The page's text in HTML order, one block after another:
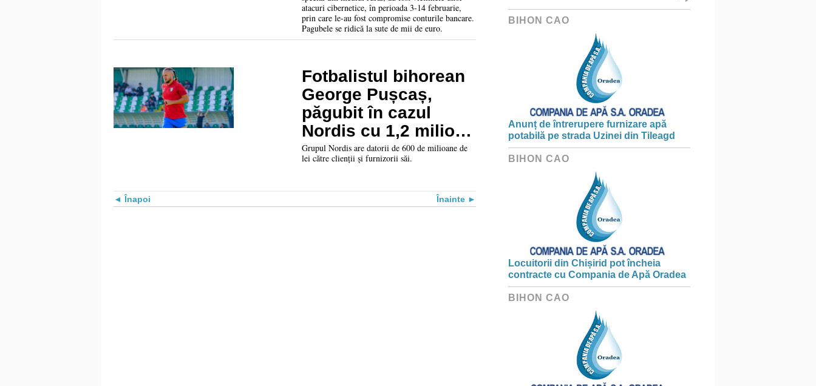
de euro
atacuri cibernetice, în perioada 3-14 februarie,
prin care le-au fost compromise conturile bancare.
Pagubele se ridică la sute de mii de euro.
Fotbalistul bihorean
George Pușcaș,
păgubit în cazul
Nordis cu 1,2 milione
de euro
Grupul Nordis are datorii de 600 de milioane de
lei către clienții și furnizorii săi.
Înapoi Înainte
BIHON CAO
Anunț de întrerupere furnizare apă
potabilă pe strada Uzinei din Tileagd
BIHON CAO
Locuitorii din Chișirid pot încheia
contracte cu Compania de Apă Oradea
BIHON CAO